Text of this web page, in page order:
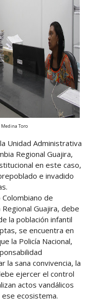
Toro
Unidad Administrativa
Regional Guajira,
en este caso,
e invadido
de
Guajira, debe
la población infantil
se encuentra en
la Policía Nacional,
la sana convivencia, la
ejercer el control
actos vandálicos
ecosistema.